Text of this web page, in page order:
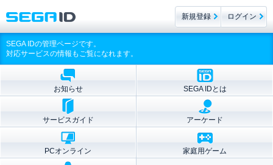
SEGA IDの管理ページです。
対応サービスの情報もご覧になれます。
お知らせ SEGA IDとは
サービスガイド アーケード
PCオンライン 家庭用ゲーム
新規登録 ログイン